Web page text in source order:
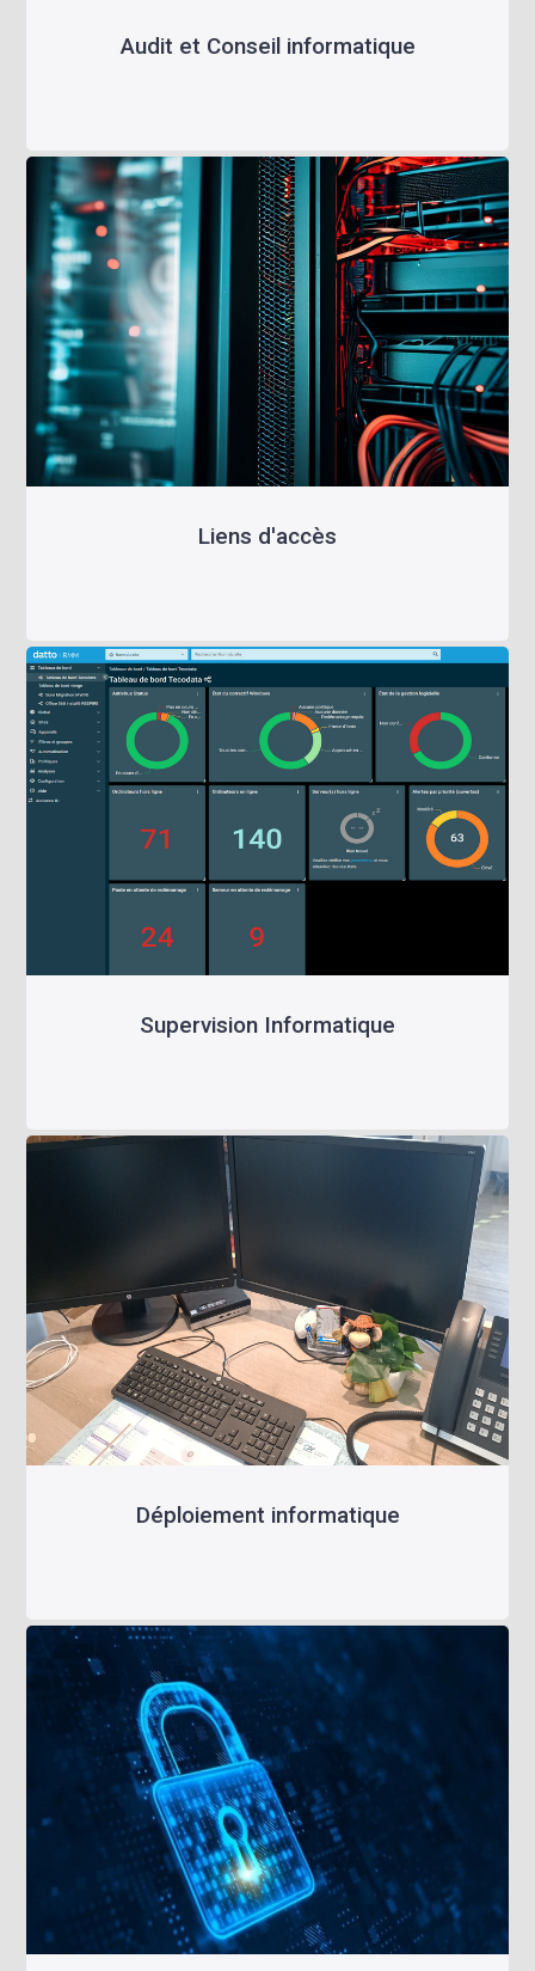
Audit et Conseil informatique
Liens d'accès
Supervision Informatique
Déploiement informatique